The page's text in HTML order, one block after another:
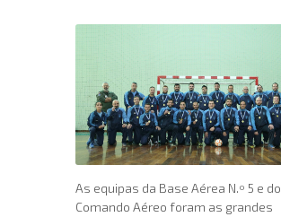
As equipas da Base Aérea N.º 5 e do
Comando Aéreo foram as grandes